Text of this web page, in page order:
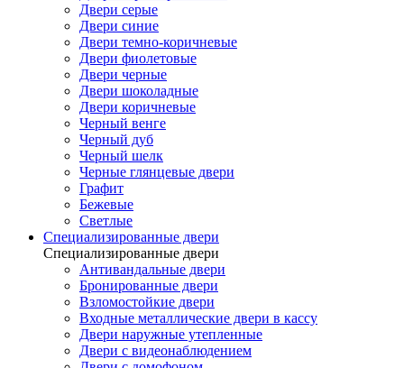
Двери серые
Двери синие
Двери темно-коричневые
Двери фиолетовые
Двери черные
Двери шоколадные
Двери коричневые
Черный венге
Черный дуб
Черный шелк
Черные глянцевые двери
Графит
Бежевые
Светлые
Специализированные двери
Специализированные двери
Антивандальные двери
Бронированные двери
Взломостойкие двери
Входные металлические двери в кассу
Двери наружные утепленные
Двери с видеонаблюдением